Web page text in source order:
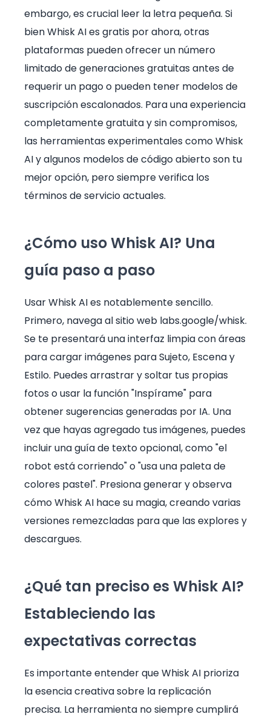
embargo, es crucial leer la letra pequeña. Si
bien Whisk AI es gratis por ahora, otras
plataformas pueden ofrecer un número
limitado de generaciones gratuitas antes de
requerir un pago o pueden tener modelos de
suscripción escalonados. Para una experiencia
completamente gratuita y sin compromisos,
las herramientas experimentales como Whisk
AI y algunos modelos de código abierto son tu
mejor opción, pero siempre verifica los
términos de servicio actuales.
¿Cómo uso Whisk AI? Una
guía paso a paso
Usar Whisk AI es notablemente sencillo.
Primero, navega al sitio web labs.google/whisk.
Se te presentará una interfaz limpia con áreas
para cargar imágenes para Sujeto, Escena y
Estilo. Puedes arrastrar y soltar tus propias
fotos o usar la función "Inspírame" para
obtener sugerencias generadas por IA. Una
vez que hayas agregado tus imágenes, puedes
incluir una guía de texto opcional, como "el
robot está corriendo" o "usa una paleta de
colores pastel". Presiona generar y observa
cómo Whisk AI hace su magia, creando varias
versiones remezcladas para que las explores y
descargues.
¿Qué tan preciso es Whisk AI?
Estableciendo las
expectativas correctas
Es importante entender que Whisk AI prioriza
la esencia creativa sobre la replicación
precisa. La herramienta no siempre cumplirá